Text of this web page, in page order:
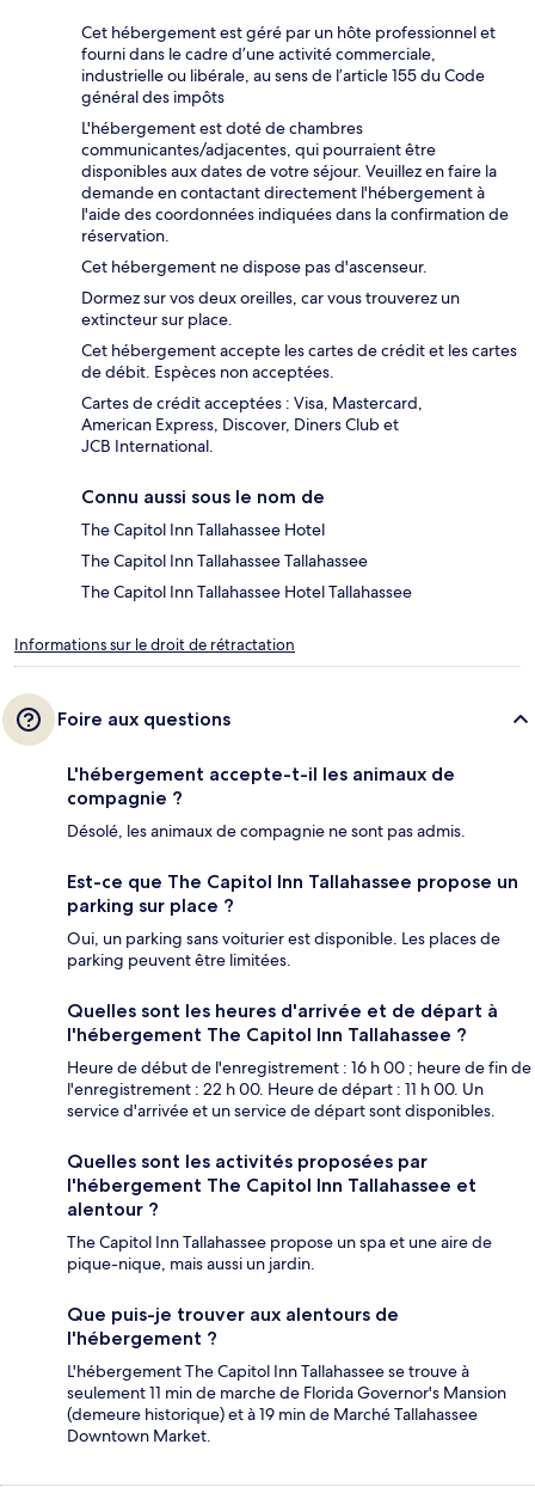
Cet hébergement est géré par un hôte professionnel et
fourni dans le cadre d’une activité commerciale,
industrielle ou libérale, au sens de l’article 155 du Code
général des impôts
L'hébergement est doté de chambres
communicantes/adjacentes, qui pourraient être
disponibles aux dates de votre séjour. Veuillez en faire la
demande en contactant directement l'hébergement à
l'aide des coordonnées indiquées dans la confirmation de
réservation.
Cet hébergement ne dispose pas d'ascenseur.
Dormez sur vos deux oreilles, car vous trouverez un
extincteur sur place.
Cet hébergement accepte les cartes de crédit et les cartes
de débit. Espèces non acceptées.
Cartes de crédit acceptées : Visa, Mastercard,
American Express, Discover, Diners Club et
JCB International.
Connu aussi sous le nom de
The Capitol Inn Tallahassee Hotel
The Capitol Inn Tallahassee Tallahassee
The Capitol Inn Tallahassee Hotel Tallahassee
Informations sur le droit de rétractation
Foire aux questions
L'hébergement accepte-t-il les animaux de
compagnie ?
Désolé, les animaux de compagnie ne sont pas admis.
Est-ce que The Capitol Inn Tallahassee propose un
parking sur place ?
Oui, un parking sans voiturier est disponible. Les places de
parking peuvent être limitées.
Quelles sont les heures d'arrivée et de départ à
l'hébergement The Capitol Inn Tallahassee ?
Heure de début de l'enregistrement : 16 h 00 ; heure de fin de
l'enregistrement : 22 h 00. Heure de départ : 11 h 00. Un
service d'arrivée et un service de départ sont disponibles.
Quelles sont les activités proposées par
l'hébergement The Capitol Inn Tallahassee et
alentour ?
The Capitol Inn Tallahassee propose un spa et une aire de
pique-nique, mais aussi un jardin.
Que puis-je trouver aux alentours de
l'hébergement ?
L'hébergement The Capitol Inn Tallahassee se trouve à
seulement 11 min de marche de Florida Governor's Mansion
(demeure historique) et à 19 min de Marché Tallahassee
Downtown Market.